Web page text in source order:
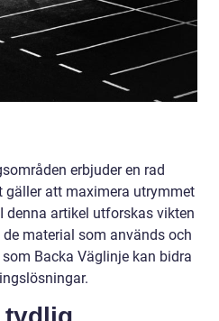
erbjuder en rad
gäller att maximera utrymmet
denna artikel utforskas vikten
de material som används och
Backa Väglinje kan bidra